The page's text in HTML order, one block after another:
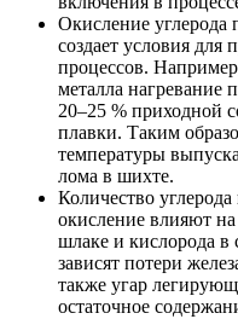
Окисление углерода
создает условия для
процессов.
металла нагревание
20–25 % приходной
плавки. Таким
температуры
лома в шихте.
Количество
окисление влияют
шлаке и кислорода в
зависят потери
также угар
остаточное